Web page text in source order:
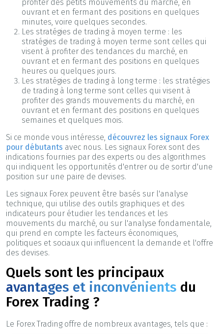
profiter des petits mouvements du marché, en
ouvrant et en fermant des positions en quelques
minutes, voire quelques secondes.
Les stratégies de trading à moyen terme : les
stratégies de trading à moyen terme sont celles qui
visent à profiter des tendances du marché, en
ouvrant et en fermant des positions en quelques
heures ou quelques jours.
Les stratégies de trading à long terme : les stratégies
de trading à long terme sont celles qui visent à
profiter des grands mouvements du marché, en
ouvrant et en fermant des positions en quelques
semaines et quelques mois.
Si ce monde vous intéresse, découvrez les signaux Forex
pour débutants avec nous. Les signaux Forex sont des
indications fournies par des experts ou des algorithmes
qui indiquent les opportunités d'entrer ou de sortir d'une
position sur une paire de devises.
Les signaux Forex peuvent être basés sur l'analyse
technique, qui utilise des outils graphiques et des
indicateurs pour étudier les tendances et les
mouvements du marché, ou sur l'analyse fondamentale,
qui prend en compte les facteurs économiques,
politiques et sociaux qui influencent la demande et l'offre
des devises.
Quels sont les principaux
avantages et inconvénients du
Forex Trading ?
Le Forex Trading offre de nombreux avantages, tels que :